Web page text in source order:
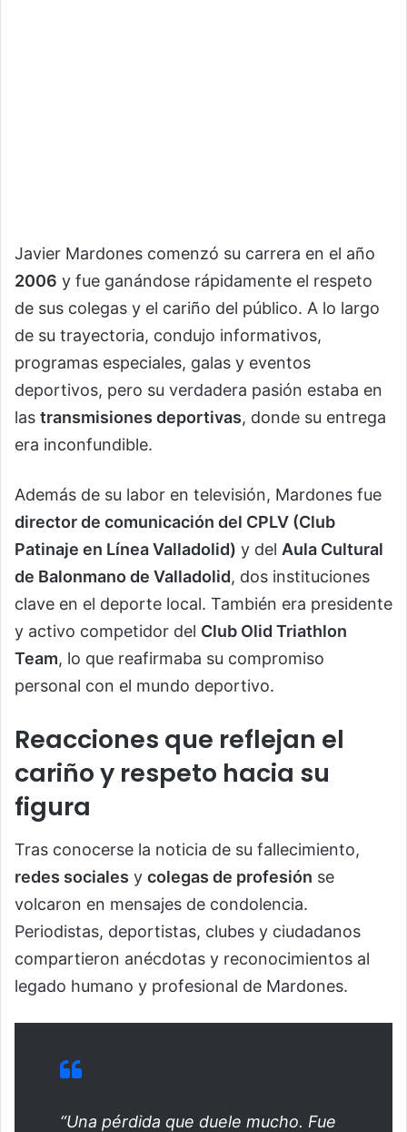
Javier Mardones comenzó su carrera en el año
2006 y fue ganándose rápidamente el respeto
de sus colegas y el cariño del público. A lo largo
de su trayectoria, condujo informativos,
programas especiales, galas y eventos
deportivos, pero su verdadera pasión estaba en
las transmisiones deportivas, donde su entrega
era inconfundible.
Además de su labor en televisión, Mardones fue
director de comunicación del CPLV (Club
Patinaje en Línea Valladolid) y del Aula Cultural
de Balonmano de Valladolid, dos instituciones
clave en el deporte local. También era presidente
y activo competidor del Club Olid Triathlon
Team, lo que reafirmaba su compromiso
personal con el mundo deportivo.
Reacciones que reflejan el
cariño y respeto hacia su
figura
Tras conocerse la noticia de su fallecimiento,
redes sociales y colegas de profesión se
volcaron en mensajes de condolencia.
Periodistas, deportistas, clubes y ciudadanos
compartieron anécdotas y reconocimientos al
legado humano y profesional de Mardones.
“Una pérdida que duele mucho. Fue